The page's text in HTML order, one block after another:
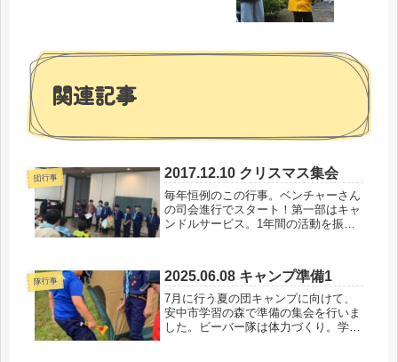
関連記事
団行事 2017.12.10 クリスマス集会
毎年恒例のこの行事。ベンチャーさん
の司会進行でスタート！第一部はキャ
ンドルサービス。1年間の活動を振り
です。ビーバー隊は弟妹や保護者も一
緒に「あわてんぼうのサンタクロー
ス」...
隊行事 2025.06.08 キャンプ準備1
7月に行う夏の団キャンプに向けて、
安中市学習の森で準備の集会を行いま
した。ビーバー隊は体力づくり。学習